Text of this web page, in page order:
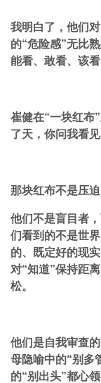
我明白了，他们
的“危险感”无比
能看、敢看、该看
崔健在“一块红布
了天，你问我看
那块红布不是压
他们不是盲目者
们看到的不是世
的、既定好的现
对“知道”保持距
松。
他们是自我审查
母隐喻中的“别多
的“别出头”都心